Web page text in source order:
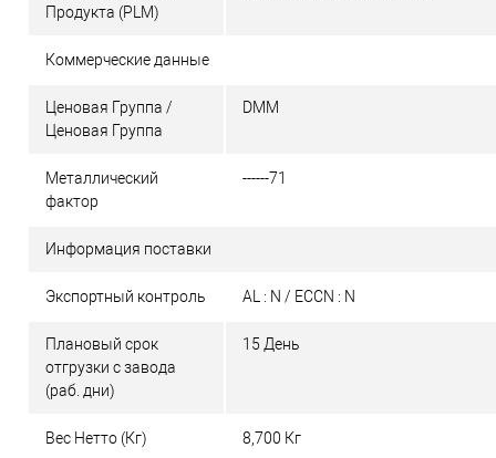
Продукта (PLM)
Коммерческие данные
Ценовая Группа /
Ценовая Группа
DMM
Металлический
фактор
------71
Информация поставки
Экспортный контроль AL : N / ECCN : N
Плановый срок
отгрузки с завода
(раб. дни)
15 День
Вес Нетто (Кг) 8,700 Кг